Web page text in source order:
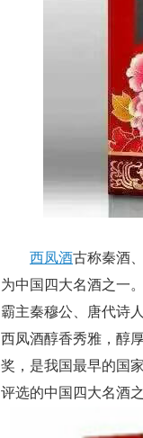
西凤酒古称秦酒
为中国四大名酒之一
霸主秦穆公、唐代诗
西凤酒醇香秀雅，醇
奖，是我国最早的国
评选的中国四大名酒